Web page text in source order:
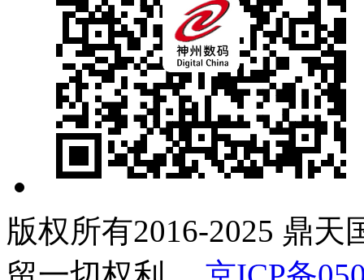
版权所有2016-2025 鼎天